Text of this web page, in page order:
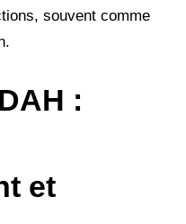
souvent comme
:
et